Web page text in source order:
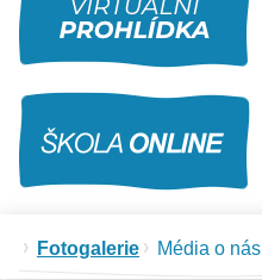
Fotogalerie Média o nás